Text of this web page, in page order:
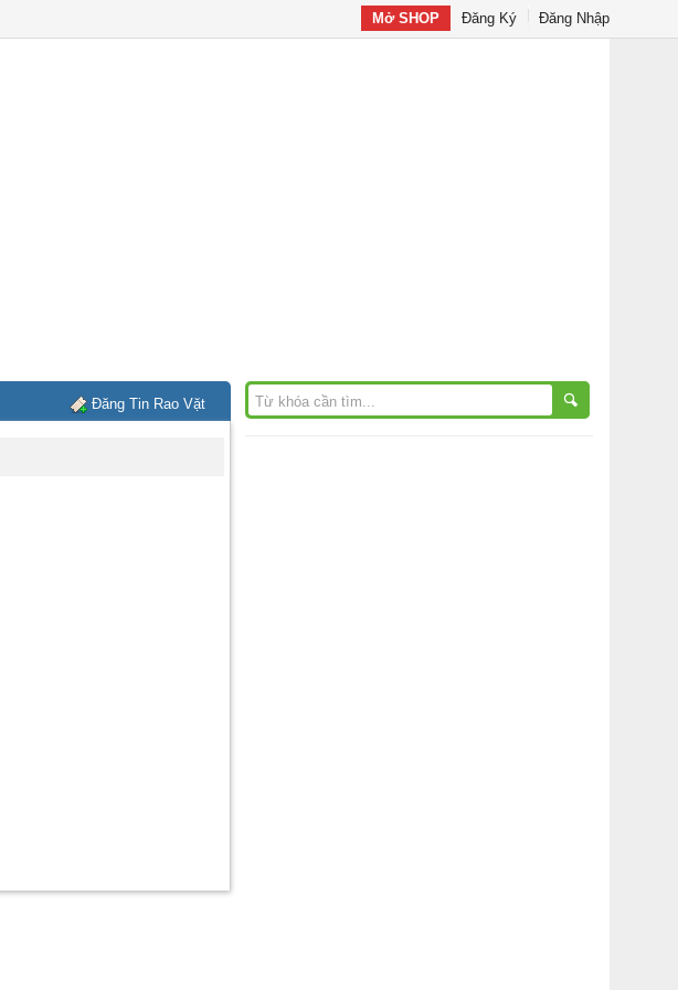
Mở SHOP Đăng Ký Đăng Nhập
Đăng Tin Rao Vặt